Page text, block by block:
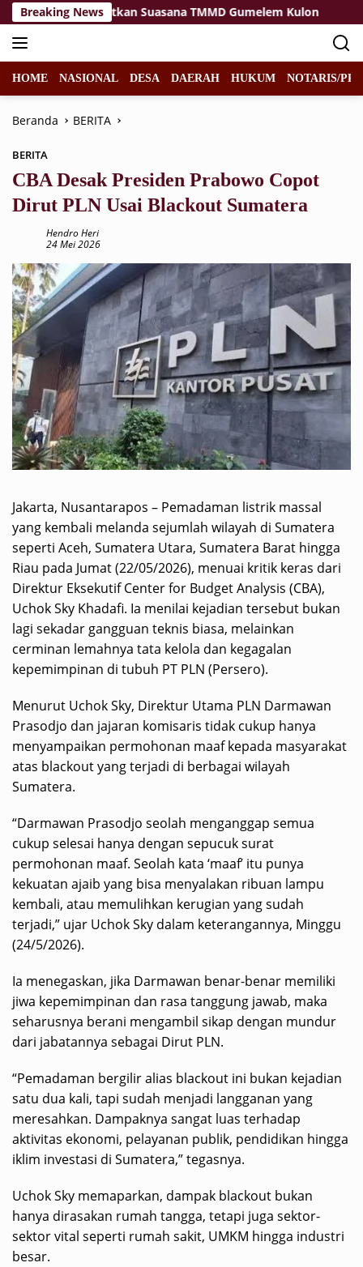
Langsung
ke
konten
Breaking News
Salim Hangatkan Suasana TMMD Gumelem Kulon
HOME NASIONAL DESA DAERAH HUKUM NOTARIS/
Beranda BERITA
BERITA
CBA Desak Presiden Prabowo Copot
Dirut PLN Usai Blackout Sumatera
Hendro Heri
24 Mei 2026
Jakarta, Nusantarapos – Pemadaman listrik massal
yang kembali melanda sejumlah wilayah di Sumatera
seperti Aceh, Sumatera Utara, Sumatera Barat hingga
Riau pada Jumat (22/05/2026), menuai kritik keras dari
Direktur Eksekutif Center for Budget Analysis (CBA),
Uchok Sky Khadafi. Ia menilai kejadian tersebut bukan
lagi sekadar gangguan teknis biasa, melainkan
cerminan lemahnya tata kelola dan kegagalan
kepemimpinan di tubuh PT PLN (Persero).
Menurut Uchok Sky, Direktur Utama PLN Darmawan
Prasodjo dan jajaran komisaris tidak cukup hanya
menyampaikan permohonan maaf kepada masyarakat
atas blackout yang terjadi di berbagai wilayah
Sumatera.
“Darmawan Prasodjo seolah menganggap semua
cukup selesai hanya dengan sepucuk surat
permohonan maaf. Seolah kata ‘maaf’ itu punya
kekuatan ajaib yang bisa menyalakan ribuan lampu
kembali, atau memulihkan kerugian yang sudah
terjadi,” ujar Uchok Sky dalam keterangannya, Minggu
(24/5/2026).
Ia menegaskan, jika Darmawan benar-benar memiliki
jiwa kepemimpinan dan rasa tanggung jawab, maka
seharusnya berani mengambil sikap dengan mundur
dari jabatannya sebagai Dirut PLN.
“Pemadaman bergilir alias blackout ini bukan kejadian
satu dua kali, tapi sudah menjadi langganan yang
meresahkan. Dampaknya sangat luas terhadap
aktivitas ekonomi, pelayanan publik, pendidikan hingga
iklim investasi di Sumatera,” tegasnya.
Uchok Sky memaparkan, dampak blackout bukan
hanya dirasakan rumah tangga, tetapi juga sektor-
sektor vital seperti rumah sakit, UMKM hingga industri
besar.